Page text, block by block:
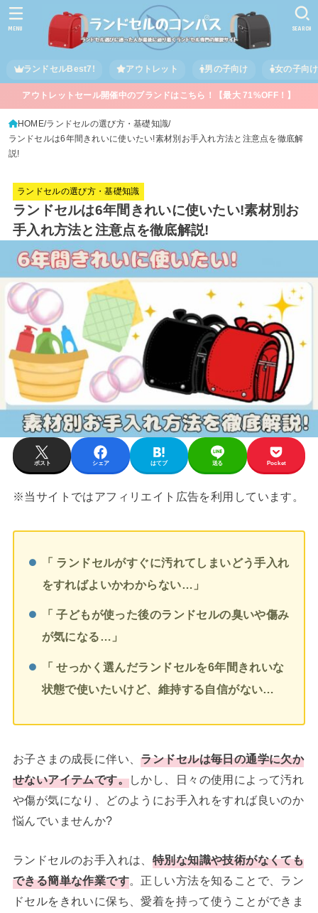
ランドセルBest7! アウトレット 男の子向け 女の子向け
SEARCH
MENU
アウトレットセール開催中のブランドはこちら！【最大 71%OFF！】
HOME ランドセルの選び方・基礎知識
ランドセルは6年間きれいに使いたい!素材別お手入れ方法と注意点を徹底解
説!
ランドセルの選び方・基礎知識
ランドセルは6年間きれいに使いたい!素材別お
手入れ方法と注意点を徹底解説!
ポスト シェア はてブ 送る Pocket
※当サイトではアフィリエイト広告を利用しています。
「 ランドセルがすぐに汚れてしまいどう手入れ
をすればよいかわからない… 」
「 子どもが使った後のランドセルの臭いや傷み
が気になる…」
「 せっかく選んだランドセルを6年間きれいな
状態で使いたいけど、維持する自信がない…
お子さまの成長に伴い、ランドセルは毎日の通学に欠か
せないアイテムです。しかし、日々の使用によって汚れ
や傷が気になり、どのようにお手入れをすれば良いのか
悩んでいませんか?
ランドセルのお手入れは、 特別な知識や技術がなくても
できる簡単な作業です。正しい方法を知ることで、ラン
ドセルをきれいに保ち、愛着を持って使うことができま